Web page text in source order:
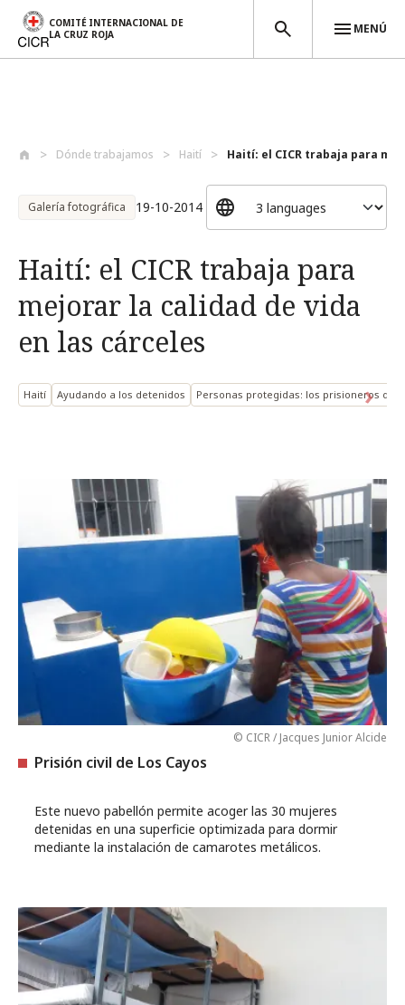
COMITÉ INTERNACIONAL DE
LA CRUZ ROJA
MENÚ
Dónde trabajamos Haití Haití: el CICR trabaja para
Galería fotográfica 19-10-2014
Haití: el CICR trabaja para
mejorar la calidad de vida
en las cárceles
Haití Ayudando a los detenidos Personas protegidas: los prisioneros de
© CICR / Jacques Junior Alcide
Prisión civil de Los Cayos
Este nuevo pabellón permite acoger las 30 mujeres
detenidas en una superficie optimizada para dormir
mediante la instalación de camarotes metálicos.